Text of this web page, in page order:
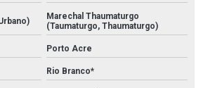
de trocador de calor
e aferição em válvulas de segurança
Marechal Thaumaturgo
(Taumaturgo, Thaumaturgo)
Porto Acre
Rio Branco*